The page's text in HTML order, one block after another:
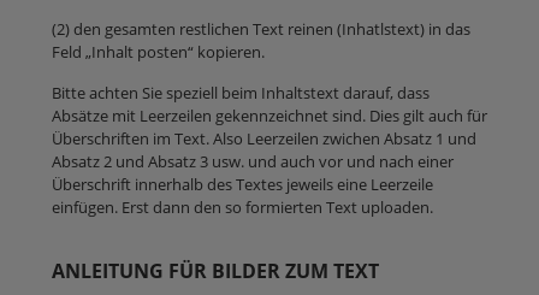
(2) den gesamten restlichen Text reinen (Inhatlstext) in das
Feld „Inhalt posten“ kopieren.
Bitte achten Sie speziell beim Inhaltstext darauf, dass
Absätze mit Leerzeilen gekennzeichnet sind. Dies gilt auch für
Überschriften im Text. Also Leerzeilen zwichen Absatz 1 und
Absatz 2 und Absatz 3 usw. und auch vor und nach einer
Überschrift innerhalb des Textes jeweils eine Leerzeile
einfügen. Erst dann den so formierten Text uploaden.
ANLEITUNG FÜR BILDER ZUM TEXT